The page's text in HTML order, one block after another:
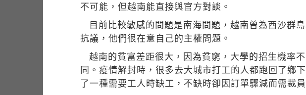
不可能，但越南能直接與官方對談。
目前比較敏感的問題是南海問題，越南曾為西沙群
抗議，他們很在意自己的主權問題。
越南的貧富差距很大，因為貧窮，大學的招生機率
同。疫情解封時，很多去大城市打工的人都跑回了鄉
了一種需要工人時缺工，不缺時卻因訂單驟減而需裁